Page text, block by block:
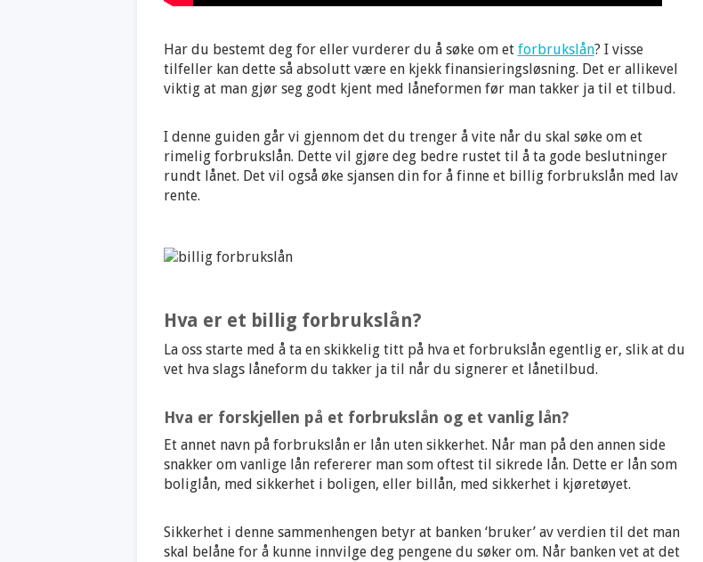
Har du bestemt deg for eller vurderer du å søke om et forbrukslån? I visse
tilfeller kan dette så absolutt være en kjekk finansieringsløsning. Det er allikevel
viktig at man gjør seg godt kjent med låneformen før man takker ja til et tilbud.
I denne guiden går vi gjennom det du trenger å vite når du skal søke om et
rimelig forbrukslån. Dette vil gjøre deg bedre rustet til å ta gode beslutninger
rundt lånet. Det vil også øke sjansen din for å finne et billig forbrukslån med lav
rente.
Hva er et billig forbrukslån?
La oss starte med å ta en skikkelig titt på hva et forbrukslån egentlig er, slik at du
vet hva slags låneform du takker ja til når du signerer et lånetilbud.
Hva er forskjellen på et forbrukslån og et vanlig lån?
Et annet navn på forbrukslån er lån uten sikkerhet. Når man på den annen side
snakker om vanlige lån refererer man som oftest til sikrede lån. Dette er lån som
boliglån, med sikkerhet i boligen, eller billån, med sikkerhet i kjøretøyet.
Sikkerhet i denne sammenhengen betyr at banken ‘bruker’ av verdien til det man
skal belåne for å kunne innvilge deg pengene du søker om. Når banken vet at det